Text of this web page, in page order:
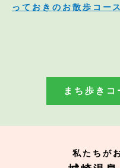
っておきのお散歩コース
まち歩きコ
私たちが